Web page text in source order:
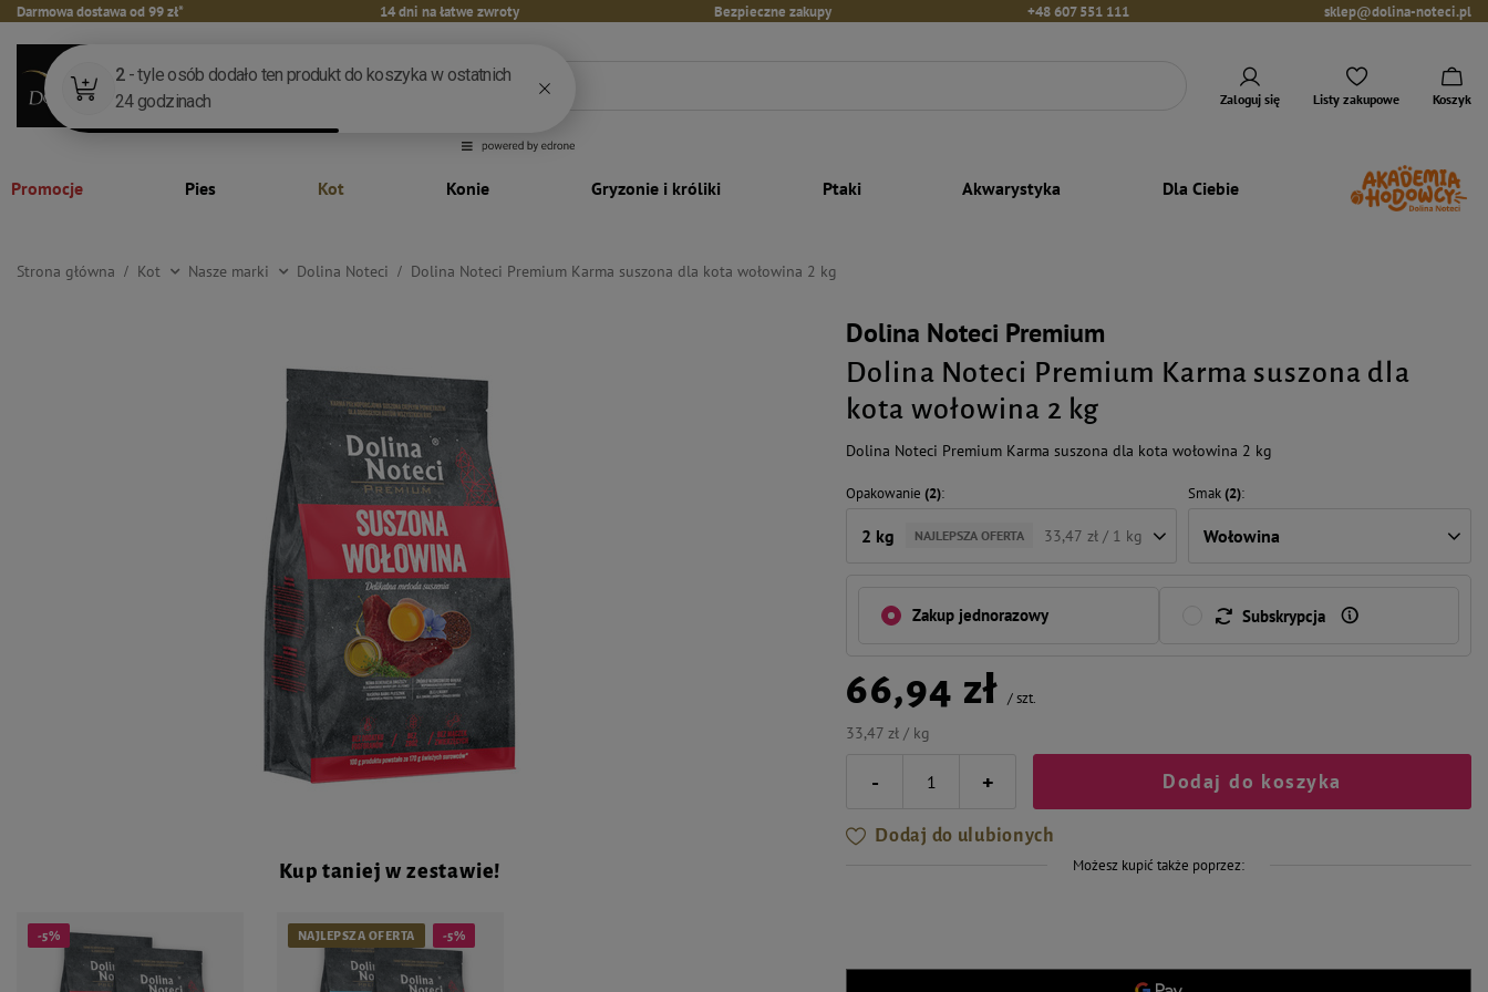
Darmowa dostawa od 99 zł* 14 dni na łatwe zwroty Bezpieczne zakupy +48 607 551 111 sklep@dolina-noteci.pl
Zaloguj się Listy zakupowe Koszyk
Promocje Pies Kot Konie Gryzonie i króliki Ptaki Akwarystyka Dla Ciebie
Strona główna Kot Nasze marki Dolina Noteci Dolina Noteci Premium Karma suszona dla kota wołowina 2 kg
Dolina Noteci Premium
Dolina Noteci Premium Karma suszona dla
kota wołowina 2 kg
Dolina Noteci Premium Karma suszona dla kota wołowina 2 kg
Opakowanie (2)
2 kg NAJLEPSZA OFERTA 33,47 zł / 1 kg
Smak(2)
Wołowina
Zakup jednorazowy Subskrypcja
66,94 zł /szt.
33,47 zł / kg
- + Dodaj do koszyka
Dodaj do ulubionych
Możesz kupić także poprzez:
Kup taniej w zestawie!
-5% NAJLEPSZA OFERTA -5%